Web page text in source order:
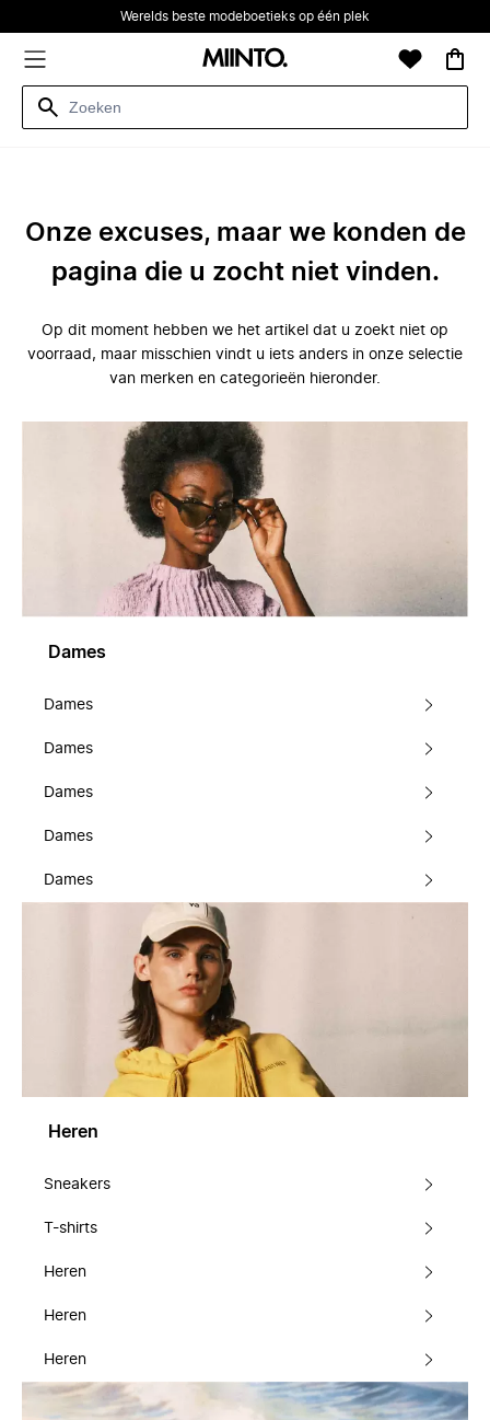
Werelds beste modeboetieks op één plek
Onze excuses, maar we konden de
pagina die u zocht niet vinden.
Op dit moment hebben we het artikel dat u zoekt niet op
voorraad, maar misschien vindt u iets anders in onze selectie
van merken en categorieën hieronder.
Dames
Dames
Dames
Dames
Dames
Dames
Heren
Sneakers
T-shirts
Heren
Heren
Heren